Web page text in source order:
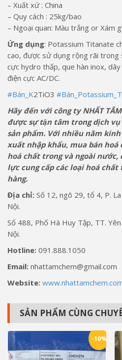
– Xuất xứ : China
– Quy cách : 25kg/bao
– Ngoại quan: Màu trắng or Xám
Ứng dụng: Potassium Titanate
cao, được sử dụng rộng rãi trong
cực hydro thấp, que hàn inox,
điện cực AC/DC.
#Bán_K2TiO3
Hãy đến với công ty NHẤT
được sự tận tâm trong dịch
sản phẩm. Với nhiều năm
xuất nhập khẩu, mua bán
hoá chất trong và ngoài
lực cung cấp các loại hoá
hàng.
Địa chỉ: Số 12, ngõ 29, tổ 4, P.
Nội.
Số 488, Phố Hà Huy Tập, TT.
Nội.
Hotline: 091.888.1050
Email: nhattamchem@gmail.com
Website:
SẢN PHẨM CÙNG
-10%